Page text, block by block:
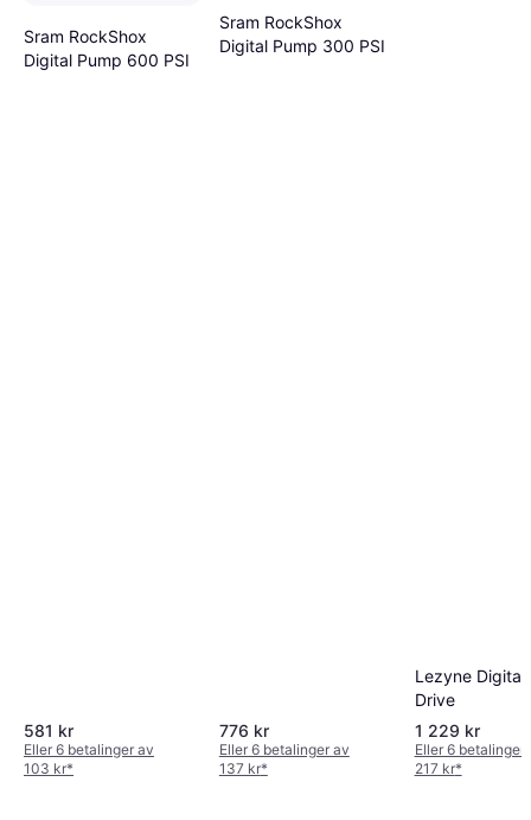
Sram RockShox
Digital Pump 600 PSI
581 kr
Eller 6 betalinger av
103 kr*
Sram RockShox
Digital Pump 300 PSI
776 kr
Eller 6 betalinger av
137 kr*
Lezyne Digital
Drive
1 229 kr
Eller 6 betalinger
217 kr*